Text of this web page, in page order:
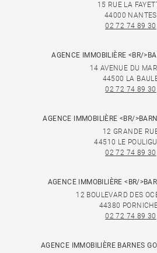
15 RUE LA
44000 NANTES
02 72 74 89 30
AGENCE IMMOBILIÈRE <BR/
14 AVENUE DU
44500 LA
02 72 74 89 30
AGENCE IMMOBILIÈRE <BR/
12 GRANDE
44510 LE
02 72 74 89 30
AGENCE IMMOBILIÈRE <BR/
12 BOULEVARD DES
44380
02 72 74 89 30
AGENCE IMMOBILIÈRE BARNES